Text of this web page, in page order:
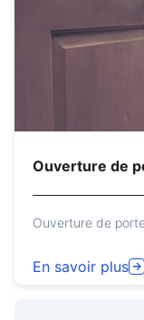
Ouverture de
Ouverture de
En savoir plus